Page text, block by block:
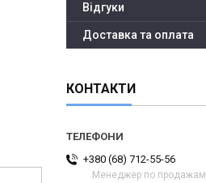
Відгуки
Доставка та оплата
КОНТАКТИ
+380 (68) 712-55-56
Менеджер по продажам